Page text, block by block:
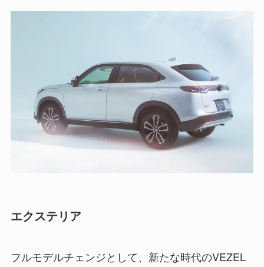
エクステリア
フルモデルチェンジとして、新たな時代のVEZEL